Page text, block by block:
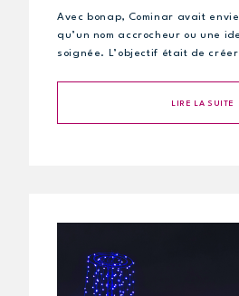
Avec bonap, Cominar avait
qu’un nom accrocheur ou une
soignée. L’objectif était de
LIRE LA SUITE